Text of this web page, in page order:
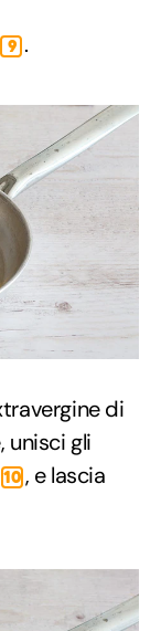
9 .
di
unisci gli
10 , e lascia